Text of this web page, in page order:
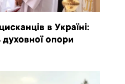
в Україні:
опори